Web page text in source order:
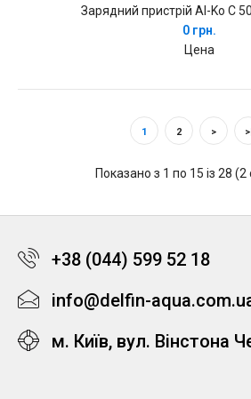
Зарядний пристрій Al-Ko C
0 грн.
Цена
1 2 > >|
Показано з 1 по 15 із 28 (2
+38 (044) 599 52 18
info@delfin-
м. Київ, вул. Вінстона